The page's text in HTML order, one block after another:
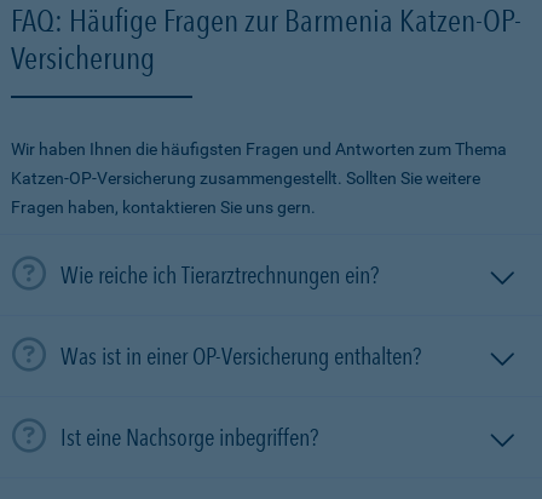
FAQ: Häufige Fragen zur Barmenia Katzen-OP-
Versicherung
Wir haben Ihnen die häufigsten Fragen und Antworten zum Thema
Katzen-OP-Versicherung zusammengestellt. Sollten Sie weitere
Fragen haben, kontaktieren Sie uns gern.
Wie reiche ich Tierarztrechnungen ein?
Was ist in einer OP-Versicherung enthalten?
Ist eine Nachsorge inbegriffen?